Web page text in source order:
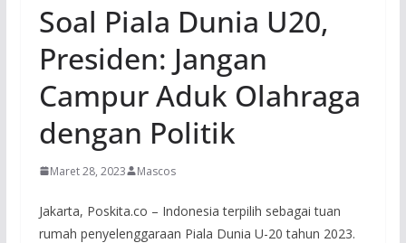
Soal Piala Dunia U20,
Presiden: Jangan
Campur Aduk Olahraga
dengan Politik
Maret 28, 2023 Mascos
Jakarta, Poskita.co – Indonesia terpilih sebagai tuan
rumah penyelenggaraan Piala Dunia U-20 tahun 2023.